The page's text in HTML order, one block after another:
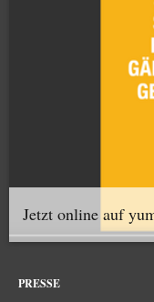
Jetzt online auf
PRESSE